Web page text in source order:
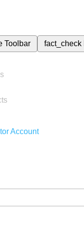
Toolbar fact_check
Account